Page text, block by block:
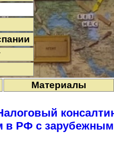
Материалы
в РФ с